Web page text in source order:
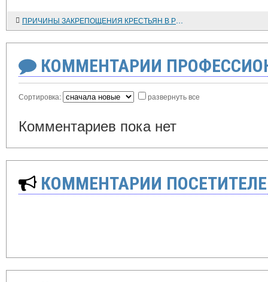
ПРИЧИНЫ ЗАКРЕПОЩЕНИЯ КРЕСТЬЯН В РОССИИ В КОНЦЕ XVI в.
КОММЕНТАРИИ
Сортировка: развернуть все
Комментариев пока нет
КОММЕНТАРИИ